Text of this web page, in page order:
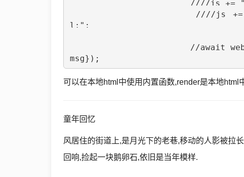
l;";
msg});
可以在本地html中使用内置函数,render是本地html
童年回忆
风居住的街道上,是月光下的老巷,移动的人影被拉
回响,捡起一块鹅卵石,依旧是当年模样.